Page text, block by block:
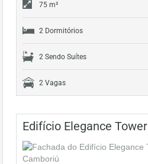
75 m²
2 Dormitórios
2 Sendo Suítes
2 Vagas
Edifício Elegance Tower